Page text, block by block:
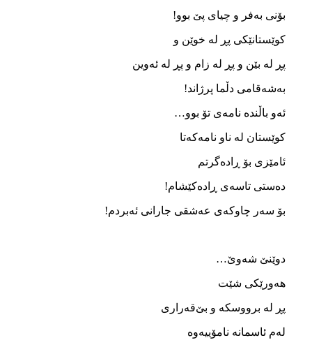
بۆنی به‌فر و چیای پێ بوو!
کوێستانێکی پڕ له ‌خوێن و
پڕ له‌ بێن و پڕ له‌ زام و پڕ له ‌ئه‌وین
به‌شه‌قامی دڵما پرژاند!
ئه‌و باڵنده‌ نامه‌ی تۆ بوو…
کوێستان له‌ ناو نامه‌که‌تا
ئامێزی بۆ ڕاده‌گرتم
ده‌ستی تاسه‌ی ڕاده‌کێشام!
بۆ سه‌ر چاوکه‌ی عه‌شقی جارانی ئه‌بردم!
دوێنێ شه‌وێ…
هه‌ورێکی شێت
پڕ له ‌برووسکه ‌و بێ‌قه‌راری
له‌م ئاسمانه ‌نامۆییه‌وه